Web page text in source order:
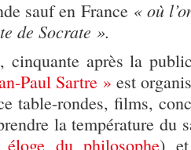
sauf en France « où
de Socrate ».
cinquante après la
Paul Sartre » est
table-rondes, films,
la température du
du philosophe)